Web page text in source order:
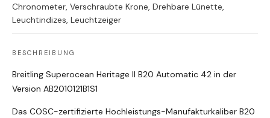
Chronometer, Verschraubte Krone, Drehbare Lünette,
Leuchtindizes, Leuchtzeiger
BESCHREIBUNG
Breitling Superocean Heritage II B20 Automatic 42 in der
Version AB2010121B1S1
Das COSC-zertifizierte Hochleistungs-Manufakturkaliber B20